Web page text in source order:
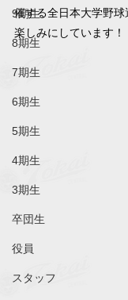
9期生
8期生
7期生
6期生
5期生
4期生
3期生
卒団生
役員
スタッフ
催する全日本大学野
楽しみにしています！